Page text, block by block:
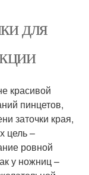
для
красивой
пинцетов,
заточки края,
цель –
ровной
у ножниц –